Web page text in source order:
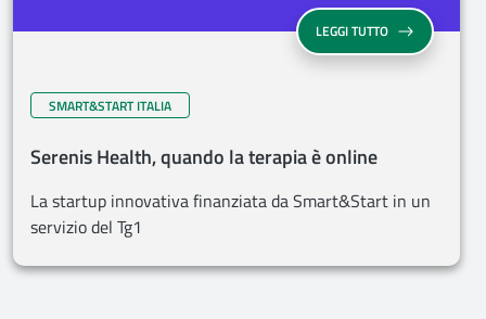
LEGGI TUTTO
SMART&START ITALIA
Serenis Health, quando la terapia è online
La startup innovativa finanziata da Smart&Start in un
servizio del Tg1